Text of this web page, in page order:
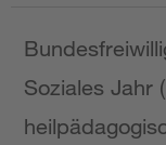
Soziales Jahr